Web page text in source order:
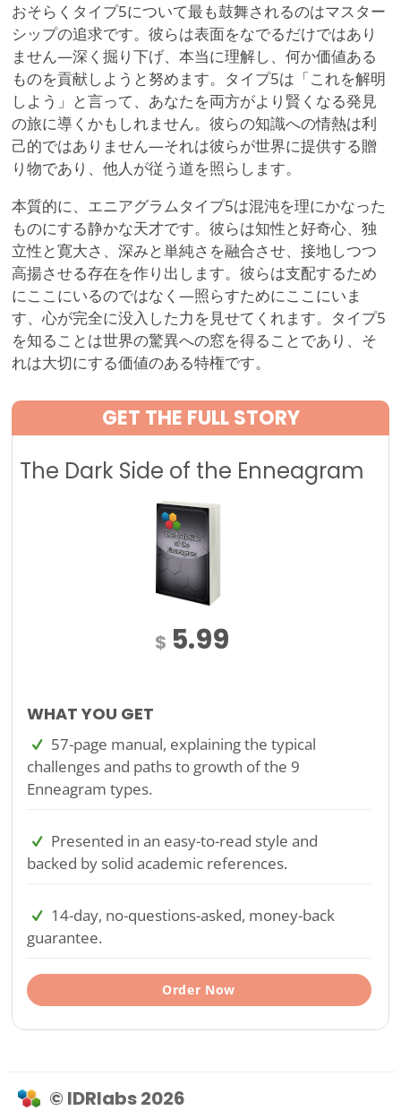
おそらくタイプ5について最も鼓舞されるのはマスター
シップの追求です。彼らは表面をなでるだけではあり
ません—深く掘り下げ、本当に理解し、何か価値ある
ものを貢献しようと努めます。タイプ5は「これを解明
しよう」と言って、あなたを両方がより賢くなる発見
の旅に導くかもしれません。彼らの知識への情熱は利
己的ではありません—それは彼らが世界に提供する贈
り物であり、他人が従う道を照らします。
本質的に、エニアグラムタイプ5は混沌を理にかなった
ものにする静かな天才です。彼らは知性と好奇心、独
立性と寛大さ、深みと単純さを融合させ、接地しつつ
高揚させる存在を作り出します。彼らは支配するため
にここにいるのではなく—照らすためにここにいま
す、心が完全に没入した力を見せてくれます。タイプ5
を知ることは世界の驚異への窓を得ることであり、そ
れは大切にする価値のある特権です。
GET THE FULL STORY
The Dark Side of the Enneagram
$ 5.99
WHAT YOU GET
57-page manual, explaining the typical
challenges and paths to growth of the 9
Enneagram types.
Presented in an easy-to-read style and
backed by solid academic references.
14-day, no-questions-asked, money-back
guarantee.
Order Now
© IDRlabs 2026